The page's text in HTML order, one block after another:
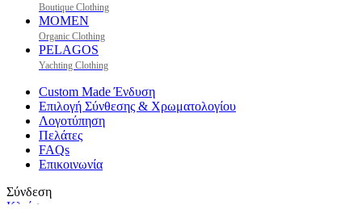
Boutique Clothing
MOMEN
Organic Clothing
PELAGOS
Yachting Clothing
Custom Made Ένδυση
Επιλογή Σύνθεσης & Χρωματολογίου
Λογοτύπηση
Πελάτες
FAQs
Επικοινωνία
Σύνδεση
Κλείσιμο